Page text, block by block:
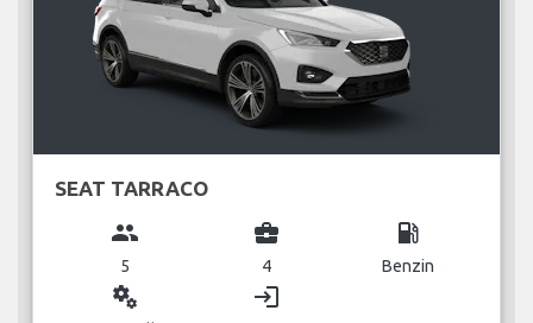
SEAT TARRACO
group
5
business_center
4
local_gas_station
Benzin
miscellaneous_services login